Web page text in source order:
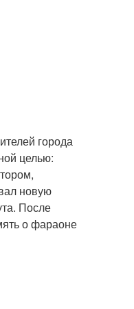
города
целью:
новую
После
о фараоне